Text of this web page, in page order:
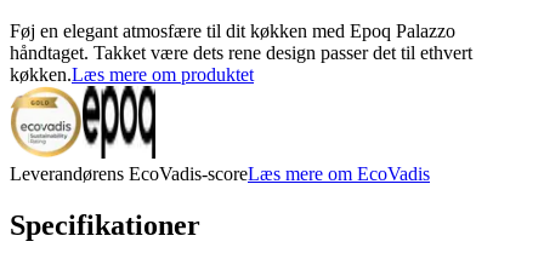
Føj en elegant atmosfære til dit køkken med Epoq Palazzo
håndtaget. Takket være dets rene design passer det til ethvert
køkken.Læs mere om produktet
Leverandørens EcoVadis-scoreLæs mere om EcoVadis
Specifikationer